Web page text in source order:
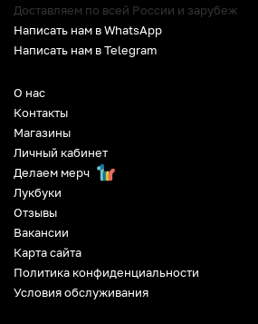
О нас
Контакты
Магазины
Личный кабинет
Делаем мерч
Лукбуки
Отзывы
Вакансии
Карта сайта
Политика конфиденциальности
Условия обслуживания
Доставляем по всей России и зарубеж
Написать нам в WhatsApp
Написать нам в Telegram